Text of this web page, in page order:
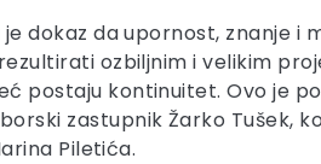
dokaz da upornost, znanje
ozbiljnim i velikim
postaju kontinuitet. Ovo je
zastupnik Žarko Tušek,
Piletića.